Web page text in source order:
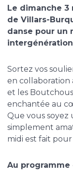
Le dimanche 3
de Villars-
danse pour un
Sortez vos
en collaboration
et les
enchantée au
Que vous
simplement
midi est fait pour
Au